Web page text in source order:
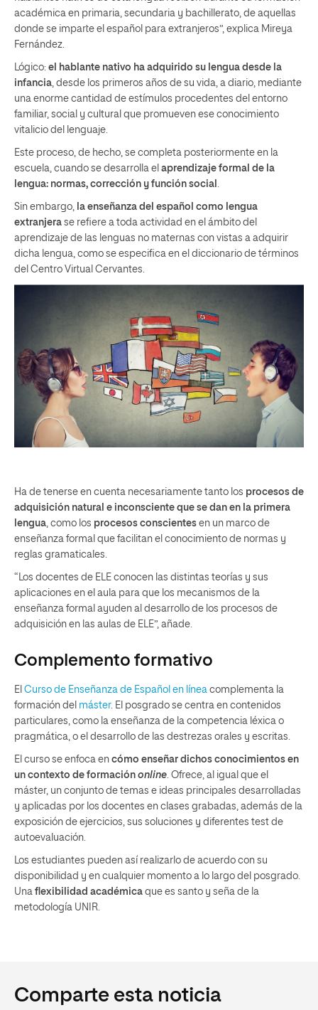
académica en primaria, secundaria y bachillerato, de aquellas
donde se imparte el español para extranjeros”, explica Mireya
Fernández.
Lógico: el hablante nativo ha adquirido su lengua desde la
infancia, desde los primeros años de su vida, a diario, mediante
una enorme cantidad de estímulos procedentes del entorno
familiar, social y cultural que promueven ese conocimiento
vitalicio del lenguaje.
Este proceso, de hecho, se completa posteriormente en la
escuela, cuando se desarrolla el aprendizaje formal de la
lengua: normas, corrección y función social .
Sin embargo, la enseñanza del español como lengua
extranjera se refiere a toda actividad en el ámbito del
aprendizaje de las lenguas no maternas con vistas a adquirir
dicha lengua, como se especifica en el diccionario de términos
del Centro Virtual Cervantes.
Ha de tenerse en cuenta necesariamente tanto los procesos de
adquisición natural e inconsciente que se dan en la primera
lengua, como los procesos conscientes en un marco de
enseñanza formal que facilitan el conocimiento de normas y
reglas gramaticales.
“Los docentes de ELE conocen las distintas teorías y sus
aplicaciones en el aula para que los mecanismos de la
enseñanza formal ayuden al desarrollo de los procesos de
adquisición en las aulas de ELE”, añade.
Complemento formativo
El Curso de Enseñanza de Español en línea complementa la
formación del máster. El posgrado se centra en contenidos
particulares, como la enseñanza de la competencia léxica o
pragmática, o el desarrollo de las destrezas orales y escritas.
El curso se enfoca en cómo enseñar dichos conocimientos en
un contexto de formación online. Ofrece, al igual que el
máster, un conjunto de temas e ideas principales desarrolladas
y aplicadas por los docentes en clases grabadas, además de la
exposición de ejercicios, sus soluciones y diferentes test de
autoevaluación.
Los estudiantes pueden así realizarlo de acuerdo con su
disponibilidad y en cualquier momento a lo largo del posgrado.
Una flexibilidad académica que es santo y seña de la
metodología UNIR.
Comparte esta noticia